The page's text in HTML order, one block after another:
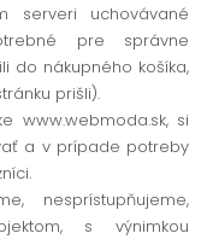
serveri uchovávané
pre správne
do nákupného košíka,
prišli).
www.webmoda.sk, si
a v prípade potreby
nesprístupňujeme,
s výnimkou